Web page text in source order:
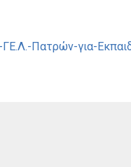
Πατρών-για-